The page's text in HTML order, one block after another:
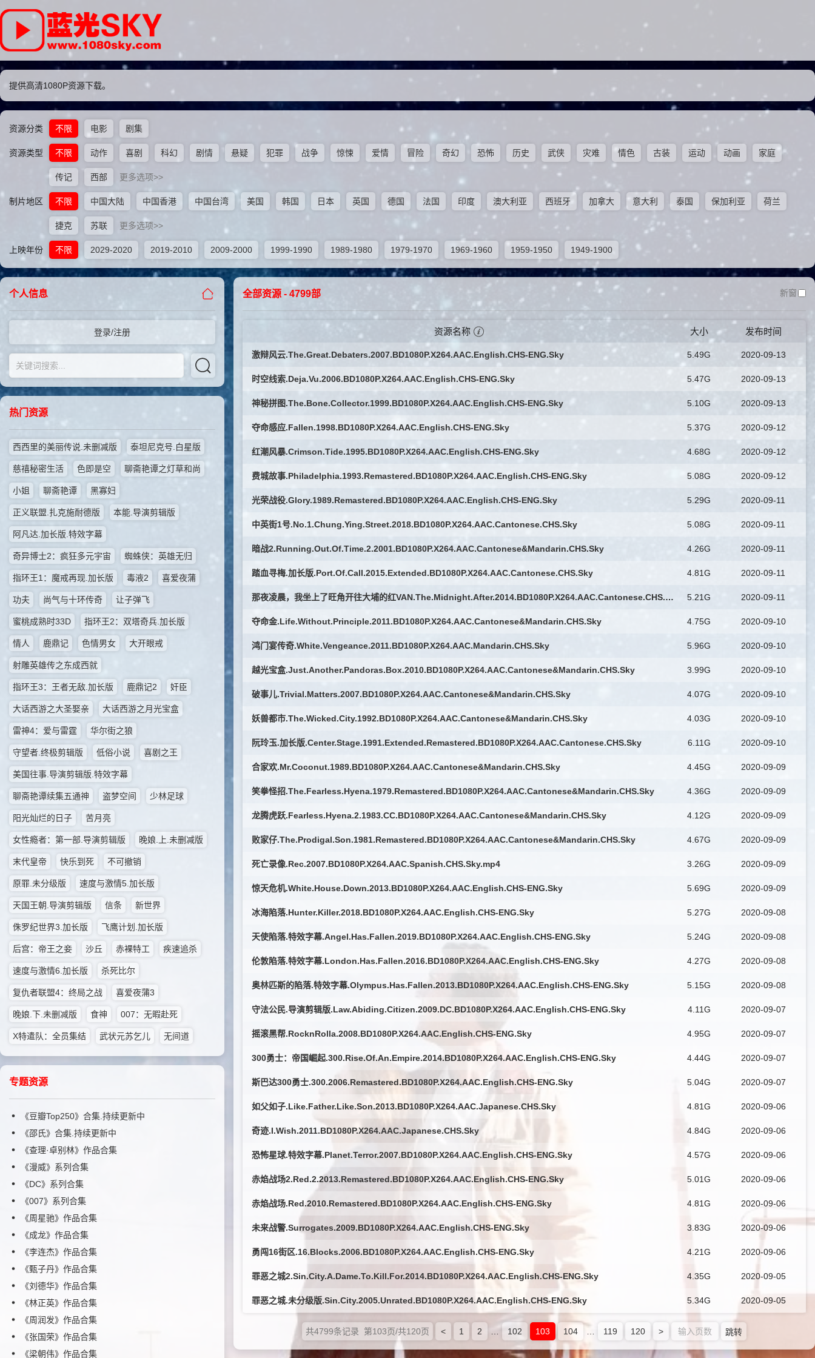
提供高清1080P资源下载。
资源分类 不限 电影 剧集
资源类型 不限 动作 喜剧 科幻 剧情 悬疑 犯罪 战争 惊悚 爱情 冒险 奇幻 恐怖 历史 武侠 灾难 情色 古装 运动 动画 家庭
传记 西部 更多选项>>
制片地区 不限 中国大陆 中国香港 中国台湾 美国 韩国 日本 英国 德国 法国 印度 澳大利亚 西班牙 加拿大 意大利 泰国 保加利亚 荷兰
捷克 苏联 更多选项>>
上映年份 不限 2029-2020 2019-2010 2009-2000 1999-1990 1989-1980 1979-1970 1969-1960 1959-1950 1949-1900
个人信息
登录/注册
热门资源
西西里的美丽传说.未删减版 泰坦尼克号.白星版
慈禧秘密生活 色即是空 聊斋艳谭之灯草和尚
小姐 聊斋艳谭 黑寡妇
正义联盟.扎克施耐德版 本能.导演剪辑版
阿凡达.加长版.特效字幕
奇异博士2：疯狂多元宇宙 蜘蛛侠：英雄无归
指环王1：魔戒再现.加长版 毒液2 喜爱夜蒲
功夫 尚气与十环传奇 让子弹飞
蜜桃成熟时33D 指环王2：双塔奇兵.加长版
情人 鹿鼎记 色情男女 大开眼戒
射雕英雄传之东成西就
指环王3：王者无敌.加长版 鹿鼎记2 奸臣
大话西游之大圣娶亲 大话西游之月光宝盒
雷神4：爱与雷霆 华尔街之狼
守望者.终极剪辑版 低俗小说 喜剧之王
美国往事.导演剪辑版.特效字幕
聊斋艳谭续集五通神 盗梦空间 少林足球
阳光灿烂的日子 苦月亮
女性瘾者：第一部.导演剪辑版 晚娘.上.未删减版
末代皇帝 快乐到死 不可撤销
原罪.未分级版 速度与激情5.加长版
天国王朝.导演剪辑版 信条 新世界
侏罗纪世界3.加长版 飞鹰计划.加长版
后宫：帝王之妾 沙丘 赤裸特工 疾速追杀
速度与激情6.加长版 杀死比尔
复仇者联盟4：终局之战 喜爱夜蒲3
晚娘.下.未删减版 食神 007：无暇赴死
X特遣队：全员集结 武状元苏乞儿 无间道
专题资源
《豆瓣Top250》合集.持续更新中
《邵氏》合集.持续更新中
《查理·卓别林》作品合集
《漫威》系列合集
《DC》系列合集
《007》系列合集
《周星驰》作品合集
《成龙》作品合集
《李连杰》作品合集
《甄子丹》作品合集
《刘德华》作品合集
《林正英》作品合集
《周润发》作品合集
《张国荣》作品合集
《梁朝伟》作品合集
全部资源 - 4799部 新窗
资源名称 大小 发布时间
激辩风云.The.Great.Debaters.2007.BD1080P.X264.AAC.English.CHS-ENG.Sky 5.49G 2020-09-13
时空线索.Deja.Vu.2006.BD1080P.X264.AAC.English.CHS-ENG.Sky 5.47G 2020-09-13
神秘拼图.The.Bone.Collector.1999.BD1080P.X264.AAC.English.CHS-ENG.Sky 5.10G 2020-09-13
夺命感应.Fallen.1998.BD1080P.X264.AAC.English.CHS-ENG.Sky 5.37G 2020-09-12
红潮风暴.Crimson.Tide.1995.BD1080P.X264.AAC.English.CHS-ENG.Sky 4.68G 2020-09-12
费城故事.Philadelphia.1993.Remastered.BD1080P.X264.AAC.English.CHS-ENG.Sky 5.08G 2020-09-12
光荣战役.Glory.1989.Remastered.BD1080P.X264.AAC.English.CHS-ENG.Sky 5.29G 2020-09-11
中英街1号.No.1.Chung.Ying.Street.2018.BD1080P.X264.AAC.Cantonese.CHS.Sky 5.08G 2020-09-11
暗战2.Running.Out.Of.Time.2.2001.BD1080P.X264.AAC.Cantonese&Mandarin.CHS.Sky 4.26G 2020-09-11
踏血寻梅.加长版.Port.Of.Call.2015.Extended.BD1080P.X264.AAC.Cantonese.CHS.Sky 4.81G 2020-09-11
那夜凌晨，我坐上了旺角开往大埔的红VAN.The.Midnight.After.2014.BD1080P.X264.AAC.Cantonese.CHS.Sky 5.21G 2020-09-11
夺命金.Life.Without.Principle.2011.BD1080P.X264.AAC.Cantonese&Mandarin.CHS.Sky 4.75G 2020-09-10
鸿门宴传奇.White.Vengeance.2011.BD1080P.X264.AAC.Mandarin.CHS.Sky 5.96G 2020-09-10
越光宝盒.Just.Another.Pandoras.Box.2010.BD1080P.X264.AAC.Cantonese&Mandarin.CHS.Sky 3.99G 2020-09-10
破事儿.Trivial.Matters.2007.BD1080P.X264.AAC.Cantonese&Mandarin.CHS.Sky 4.07G 2020-09-10
妖兽都市.The.Wicked.City.1992.BD1080P.X264.AAC.Cantonese&Mandarin.CHS.Sky 4.03G 2020-09-10
阮玲玉.加长版.Center.Stage.1991.Extended.Remastered.BD1080P.X264.AAC.Cantonese.CHS.Sky 6.11G 2020-09-10
合家欢.Mr.Coconut.1989.BD1080P.X264.AAC.Cantonese&Mandarin.CHS.Sky 4.45G 2020-09-09
笑拳怪招.The.Fearless.Hyena.1979.Remastered.BD1080P.X264.AAC.Cantonese&Mandarin.CHS.Sky 4.36G 2020-09-09
龙腾虎跃.Fearless.Hyena.2.1983.CC.BD1080P.X264.AAC.Cantonese&Mandarin.CHS.Sky 4.12G 2020-09-09
败家仔.The.Prodigal.Son.1981.Remastered.BD1080P.X264.AAC.Cantonese&Mandarin.CHS.Sky 4.67G 2020-09-09
死亡录像.Rec.2007.BD1080P.X264.AAC.Spanish.CHS.Sky.mp4 3.26G 2020-09-09
惊天危机.White.House.Down.2013.BD1080P.X264.AAC.English.CHS-ENG.Sky 5.69G 2020-09-09
冰海陷落.Hunter.Killer.2018.BD1080P.X264.AAC.English.CHS-ENG.Sky 5.27G 2020-09-08
天使陷落.特效字幕.Angel.Has.Fallen.2019.BD1080P.X264.AAC.English.CHS-ENG.Sky 5.24G 2020-09-08
伦敦陷落.特效字幕.London.Has.Fallen.2016.BD1080P.X264.AAC.English.CHS-ENG.Sky 4.27G 2020-09-08
奥林匹斯的陷落.特效字幕.Olympus.Has.Fallen.2013.BD1080P.X264.AAC.English.CHS-ENG.Sky 5.15G 2020-09-08
守法公民.导演剪辑版.Law.Abiding.Citizen.2009.DC.BD1080P.X264.AAC.English.CHS-ENG.Sky 4.11G 2020-09-07
摇滚黑帮.RocknRolla.2008.BD1080P.X264.AAC.English.CHS-ENG.Sky 4.95G 2020-09-07
300勇士：帝国崛起.300.Rise.Of.An.Empire.2014.BD1080P.X264.AAC.English.CHS-ENG.Sky 4.44G 2020-09-07
斯巴达300勇士.300.2006.Remastered.BD1080P.X264.AAC.English.CHS-ENG.Sky 5.04G 2020-09-07
如父如子.Like.Father.Like.Son.2013.BD1080P.X264.AAC.Japanese.CHS.Sky 4.81G 2020-09-06
奇迹.I.Wish.2011.BD1080P.X264.AAC.Japanese.CHS.Sky 4.84G 2020-09-06
恐怖星球.特效字幕.Planet.Terror.2007.BD1080P.X264.AAC.English.CHS-ENG.Sky 4.57G 2020-09-06
赤焰战场2.Red.2.2013.Remastered.BD1080P.X264.AAC.English.CHS-ENG.Sky 5.01G 2020-09-06
赤焰战场.Red.2010.Remastered.BD1080P.X264.AAC.English.CHS-ENG.Sky 4.81G 2020-09-06
未来战警.Surrogates.2009.BD1080P.X264.AAC.English.CHS-ENG.Sky 3.83G 2020-09-06
勇闯16街区.16.Blocks.2006.BD1080P.X264.AAC.English.CHS-ENG.Sky 4.21G 2020-09-06
罪恶之城2.Sin.City.A.Dame.To.Kill.For.2014.BD1080P.X264.AAC.English.CHS-ENG.Sky 4.35G 2020-09-05
罪恶之城.未分级版.Sin.City.2005.Unrated.BD1080P.X264.AAC.English.CHS-ENG.Sky 5.34G 2020-09-05
共4799条记录 第103页/共120页 < 1 2 102 103 104 119 120 > 跳转